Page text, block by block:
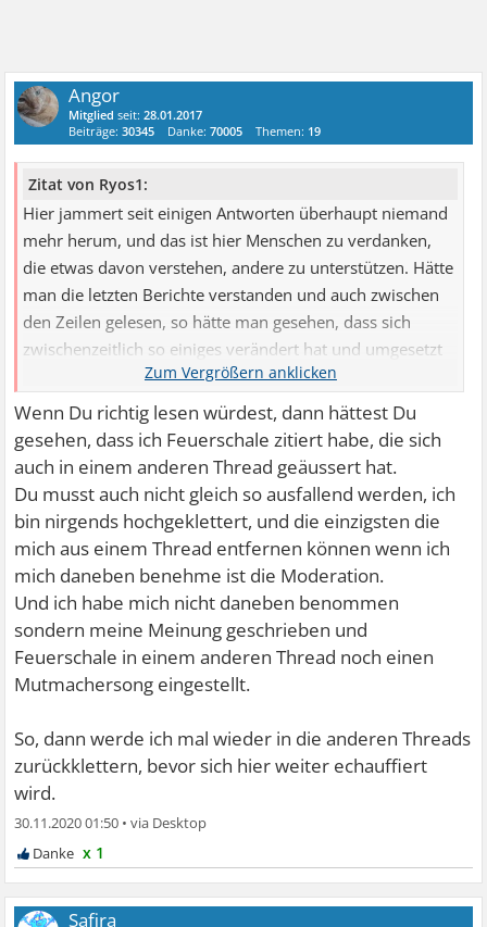
Angor
Mitglied seit:28.01.2017
Beiträge:30345 Danke:70005 Themen: 19
Zitat von Ryos1:
Hier jammert seit einigen Antworten überhaupt niemand
mehr herum, und das ist hier Menschen zu verdanken,
die etwas davon verstehen, andere zu unterstützen. Hätte
man die letzten Berichte verstanden und auch zwischen
den Zeilen gelesen, so hätte man gesehen, dass sich
zwischenzeitlich so einiges verändert hat und umgesetzt
Wenn Du richtig lesen würdest, dann hättest Du
gesehen, dass ich Feuerschale zitiert habe, die sich
auch in einem anderen Thread geäussert hat.
Du musst auch nicht gleich so ausfallend werden, ich
bin nirgends hochgeklettert, und die einzigsten die
mich aus einem Thread entfernen können wenn ich
mich daneben benehme ist die Moderation.
Und ich habe mich nicht daneben benommen
sondern meine Meinung geschrieben und
Feuerschale in einem anderen Thread noch einen
Mutmachersong eingestellt.
So, dann werde ich mal wieder in die anderen Threads
zurückklettern, bevor sich hier weiter echauffiert
wird.
30.11.2020 01:50 •
x 1
Safira